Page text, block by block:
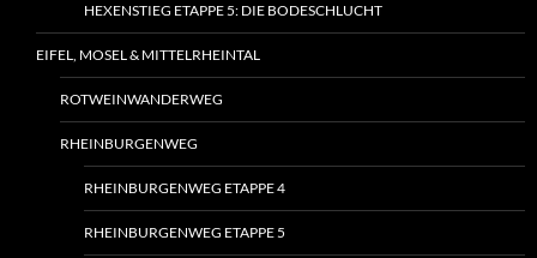
HEXENSTIEG ETAPPE 5: DIE BODESCHLUCHT
EIFEL, MOSEL & MITTELRHEINTAL
ROTWEINWANDERWEG
RHEINBURGENWEG
RHEINBURGENWEG ETAPPE 4
RHEINBURGENWEG ETAPPE 5